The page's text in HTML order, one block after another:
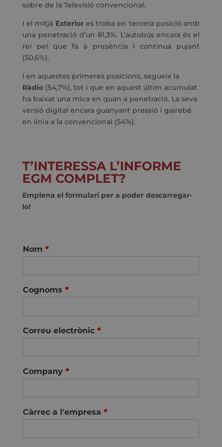
sobre de la Televisió convencional.
I el mitjà Exteriores troba en tercera posició amb
una penetració d’un 81,3%. L’autobús encara és el
rei pel que fa a presència i continua pujant
(50,6%).
I en aquestes primeres posicions, segueix la
Ràdio(54,7%), tot i que en aquest últim acumulat
ha baixat una mica en quan a penetració. La seva
versió digital encara guanyant pressió i gairebé
en línia a la convencional (54%).
T’INTERESSA L’INFORME
EGM COMPLET?
Emplena el formulari per a poder descarregar-
lo!
Nom *
Cognoms *
Correu electrònic *
Company *
Càrrec a l'empresa *